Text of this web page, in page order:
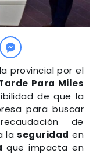
provincial por el
Para Miles
de que la
para buscar
de
laseguridad en
que impacta en